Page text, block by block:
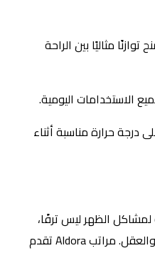
مثاليًا بين الراحة
الاستخدامات اليومية.
درجة حرارة مناسبة أثناء
لمشاكل الظهر ليس ترفًا،
بل ضرورة يومية لصحة الجسد والعقل. مراتب Aldora تقدم